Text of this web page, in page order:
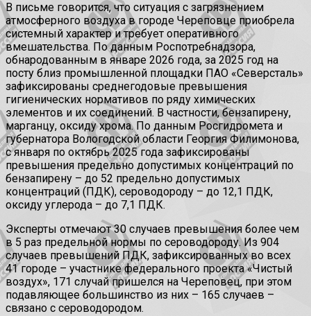
В письме говорится, что ситуация с загрязнением
атмосферного воздуха в городе Череповце приобрела
системный характер и требует оперативного
вмешательства. По данным Роспотребнадзора,
обнародованным в январе 2026 года, за 2025 год на
посту близ промышленной площадки ПАО «Северсталь»
зафиксированы среднегодовые превышения
гигиенических нормативов по ряду химических
элементов и их соединений. В частности, бензапирену,
марганцу, оксиду хрома. По данным Росгидромета и
губернатора Вологодской области Георгия Филимонова,
с января по октябрь 2025 года зафиксированы
превышения предельно допустимых концентраций по
бензапирену – до 52 предельно допустимых
концентраций (ПДК), сероводороду – до 12,1 ПДК,
оксиду углерода – до 7,1 ПДК.
Эксперты отмечают 30 случаев превышения более чем
в 5 раз предельной нормы по сероводороду. Из 904
случаев превышений ПДК, зафиксированных во всех
41 городе – участнике федерального проекта «Чистый
воздух», 171 случай пришелся на Череповец, при этом
подавляющее большинство из них – 165 случаев –
связано с сероводородом.